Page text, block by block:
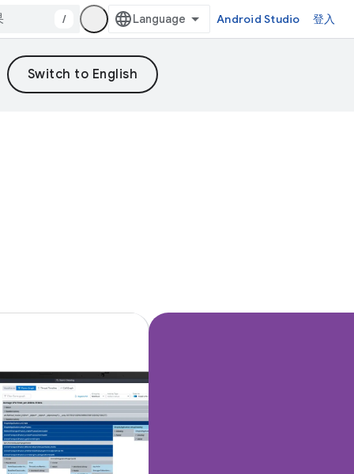
/ Android Studio 登入